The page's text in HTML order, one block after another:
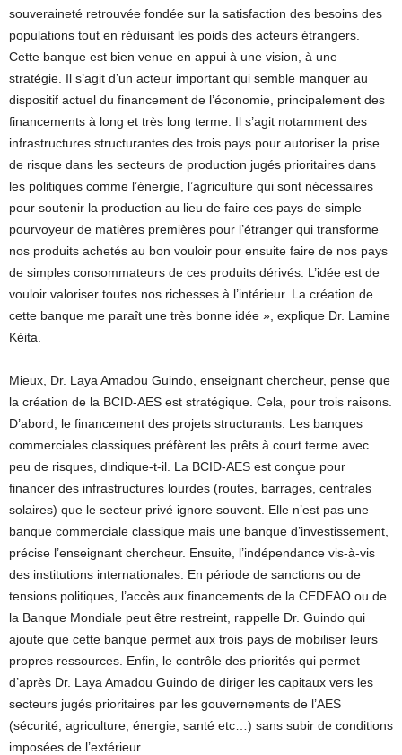
souveraineté retrouvée fondée sur la satisfaction des besoins des
populations tout en réduisant les poids des acteurs étrangers.
Cette banque est bien venue en appui à une vision, à une
stratégie. Il s’agit d’un acteur important qui semble manquer au
dispositif actuel du financement de l’économie, principalement des
financements à long et très long terme. Il s’agit notamment des
infrastructures structurantes des trois pays pour autoriser la prise
de risque dans les secteurs de production jugés prioritaires dans
les politiques comme l’énergie, l’agriculture qui sont nécessaires
pour soutenir la production au lieu de faire ces pays de simple
pourvoyeur de matières premières pour l’étranger qui transforme
nos produits achetés au bon vouloir pour ensuite faire de nos pays
de simples consommateurs de ces produits dérivés. L’idée est de
vouloir valoriser toutes nos richesses à l’intérieur. La création de
cette banque me paraît une très bonne idée », explique Dr. Lamine
Kéita.
Mieux, Dr. Laya Amadou Guindo, enseignant chercheur, pense que
la création de la BCID-AES est stratégique. Cela, pour trois raisons.
D’abord, le financement des projets structurants. Les banques
commerciales classiques préfèrent les prêts à court terme avec
peu de risques, dindique-t-il. La BCID-AES est conçue pour
financer des infrastructures lourdes (routes, barrages, centrales
solaires) que le secteur privé ignore souvent. Elle n’est pas une
banque commerciale classique mais une banque d’investissement,
précise l’enseignant chercheur. Ensuite, l’indépendance vis-à-vis
des institutions internationales. En période de sanctions ou de
tensions politiques, l’accès aux financements de la CEDEAO ou de
la Banque Mondiale peut être restreint, rappelle Dr. Guindo qui
ajoute que cette banque permet aux trois pays de mobiliser leurs
propres ressources. Enfin, le contrôle des priorités qui permet
d’après Dr. Laya Amadou Guindo de diriger les capitaux vers les
secteurs jugés prioritaires par les gouvernements de l’AES
(sécurité, agriculture, énergie, santé etc…) sans subir de conditions
imposées de l’extérieur.